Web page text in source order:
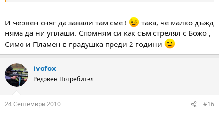
И червен сняг да завали там сме !
така, че малко дъжд
няма да ни уплаши. Спомням си как съм стрелял с Божо ,
Симо и Пламен в градушка преди 2 години
ivofox
Редовен Потребител
24 Септември 2010 #16